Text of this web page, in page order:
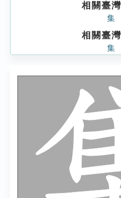
相關臺
集
相關臺
集